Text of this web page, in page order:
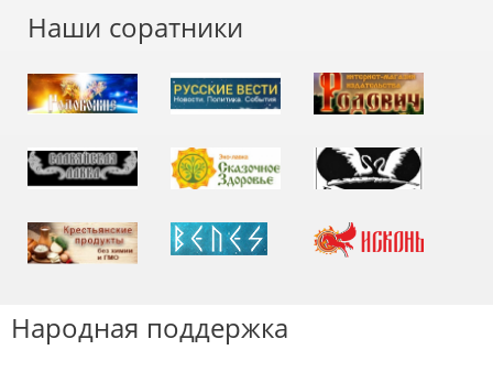
Наши соратники
Народная поддержка